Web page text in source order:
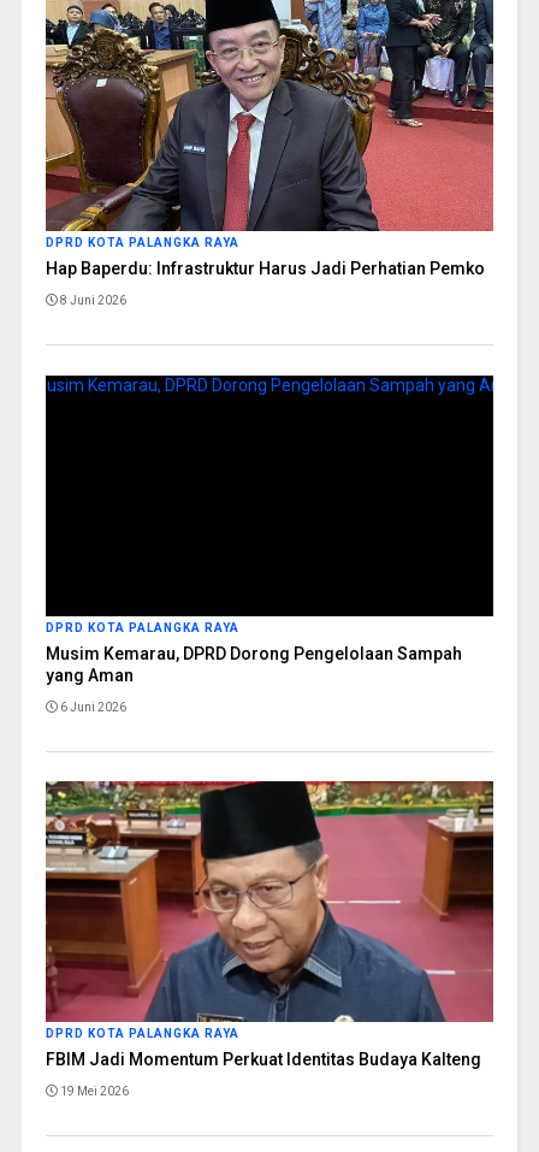
DPRD KOTA PALANGKA RAYA
Hap Baperdu: Infrastruktur Harus Jadi Perhatian Pemko
8 Juni 2026
DPRD KOTA PALANGKA RAYA
Musim Kemarau, DPRD Dorong Pengelolaan Sampah
yang Aman
6 Juni 2026
DPRD KOTA PALANGKA RAYA
FBIM Jadi Momentum Perkuat Identitas Budaya Kalteng
19 Mei 2026